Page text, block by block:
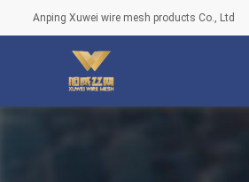
Anping Xuwei wire mesh products Co., Ltd